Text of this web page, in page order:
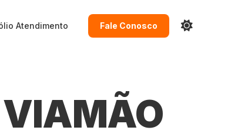
Atendimento Fale Conosco
VIAMÃO